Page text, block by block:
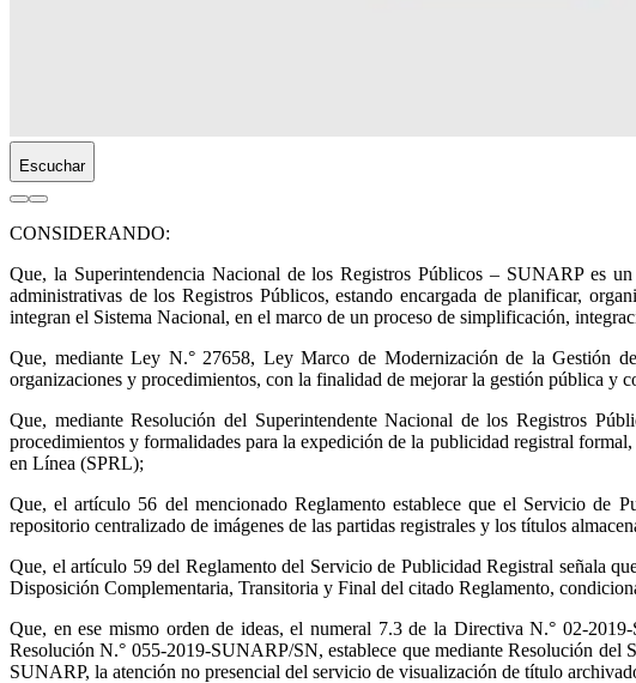
Escuchar
CONSIDERANDO:
Que, la Superintendencia Nacional de los Registros Públicos – SUNARP es
administrativas de los Registros Públicos, estando encargada de planificar,
integran el Sistema Nacional, en el marco de un proceso de simplificación,
Que, mediante Ley N.° 27658, Ley Marco de Modernización de la Gestión
organizaciones y procedimientos, con la finalidad de mejorar la gestión pública y
Que, mediante Resolución del Superintendente Nacional de los Registros
procedimientos y formalidades para la expedición de la publicidad registral
en Línea (SPRL);
Que, el artículo 56 del mencionado Reglamento establece que el Servicio de
repositorio centralizado de imágenes de las partidas registrales y los títulos
Que, el artículo 59 del Reglamento del Servicio de Publicidad Registral señala
Disposición Complementaria, Transitoria y Final del citado Reglamento,
Que, en ese mismo orden de ideas, el numeral 7.3 de la Directiva N.° 02-
Resolución N.° 055-2019-SUNARP/SN, establece que mediante Resolución del
SUNARP, la atención no presencial del servicio de visualización de título